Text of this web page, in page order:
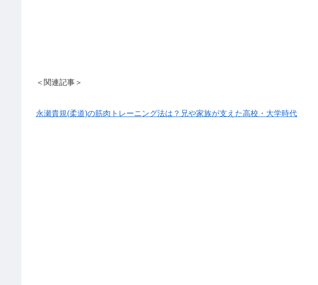
＜関連記事＞
永瀬貴規(柔道)の筋肉トレーニング法は？兄や家族が支えた高校・大学時代